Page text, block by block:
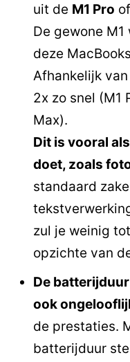
uit de M1 Pro
De gewone M1
deze
Afhankelijk
2x zo snel (M1
Max).
Dit is vooral
doet, zoals
standaard
zul je weinig
opzichte van
De
ook
de prestaties.
batterijduur